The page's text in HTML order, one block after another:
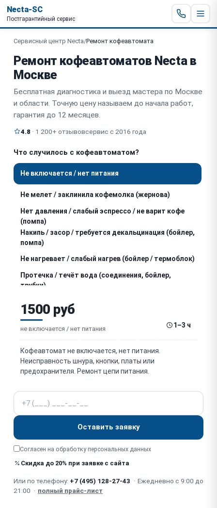
Necta-SC
Постгарантийный сервис
Сервисный центр Necta/Ремонт кофеавтомата
Ремонт кофеавтоматов Necta в
Москве
Бесплатная диагностика и выезд мастера по Москве
и области. Точную цену называем до начала работ,
гарантия до 12 месяцев.
4.8 · 1 200+ отзывовсервис с 2016 года
Что случилось с кофеавтоматом?
Не включается / нет питания
Не мелет / заклинила кофемолка (жернова)
Нет давления / слабый эспрессо / не варит кофе
(помпа)
Накипь / засор / требуется декальцинация (бойлер,
помпа)
Не нагревает / слабый нагрев (бойлер / термоблок)
Протечка / течёт вода (соединения, бойлер,
трубки)
заварника
Не работает капучинатор / нет пара (паровая
трубка)
Кофе не тот / слишком водянистый / слабый
(помол, доза)
Засорён / не промывается кофепровод (остатки
кофе)
механизм)
Не работает дисплей / кнопки / панель
Ошибка на дисплее / мигает индикатор (коды
Не работает / течёт контейнер для молока
Неисправна плата управления
1500 руб
не включается / нет питания 1–3 ч
Кофеавтомат не включается, нет питания.
Неисправность шнура, кнопки, платы или
предохранителя. Ремонт цепи питания.
Телефон
Оставить заявку
Согласен на обработку персональных данных
Скидка до 20% при заявке с сайта
Или по телефону: +7 (495) 128-27-43 · Ежедневно с 9:00 до
21:00 · полный прайс-лист